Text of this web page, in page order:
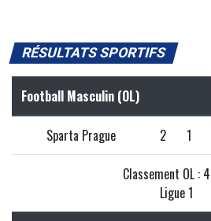
RÉSULTATS SPORTIFS
Football Masculin (OL)
Sparta Prague 2 1
Classement OL :
Ligue 1